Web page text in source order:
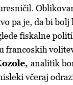
pa je, da bi bolj
fiskalne
francoskih
analitik
včeraj